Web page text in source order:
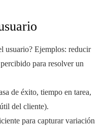
usuario? Ejemplos: reducir
para resolver un
de éxito, tiempo en tarea,
del cliente).
para capturar variación